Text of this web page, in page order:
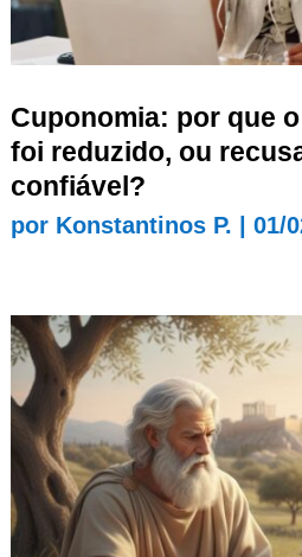
Cuponomia: por que
foi reduzido, ou
confiável?
por Konstantinos P. 01/